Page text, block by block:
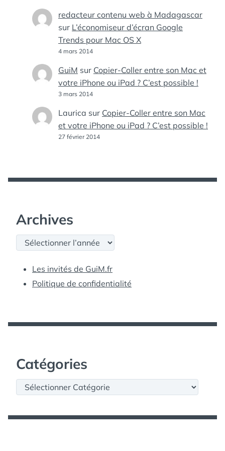
redacteur contenu web à Madagascar
sur L’économiseur d’écran Google
Trends pour Mac OS X
4 mars 2014
GuiM sur Copier-Coller entre son Mac et
votre iPhone ou iPad ? C’est possible !
3 mars 2014
Laurica sur Copier-Coller entre son Mac
et votre iPhone ou iPad ? C’est possible !
27 février 2014
Archives
Archives
Les invités de GuiM.fr
Politique de confidentialité
Catégories
Catégories